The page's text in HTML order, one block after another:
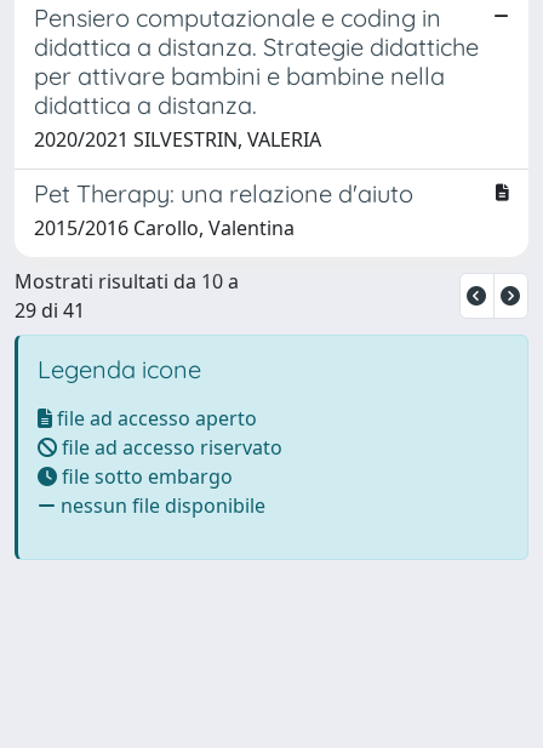
Pensiero computazionale e coding in
didattica a distanza. Strategie didattiche
per attivare bambini e bambine nella
didattica a distanza.
2020/2021 SILVESTRIN, VALERIA
Pet Therapy: una relazione d'aiuto
2015/2016 Carollo, Valentina
Mostrati risultati da 10 a
29 di 41
Legenda icone
file ad accesso aperto
file ad accesso riservato
file sotto embargo
nessun file disponibile